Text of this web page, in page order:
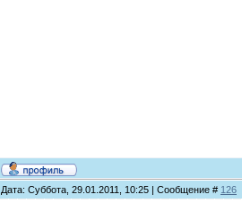
Дата: Суббота, 29.01.2011, 10:25 | Сообщение # 126